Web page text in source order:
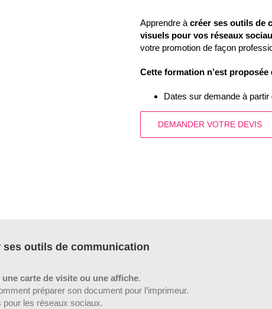
Apprendre à créer ses outils de
visuels pour vos réseaux
votre promotion de façon
Cette formation n’est proposée
Dates sur demande à partir
DEMANDER VOTRE DEVIS
outils de communication
carte de visite ou une affiche.
préparer son document pour l’imprimeur.
les réseaux sociaux.